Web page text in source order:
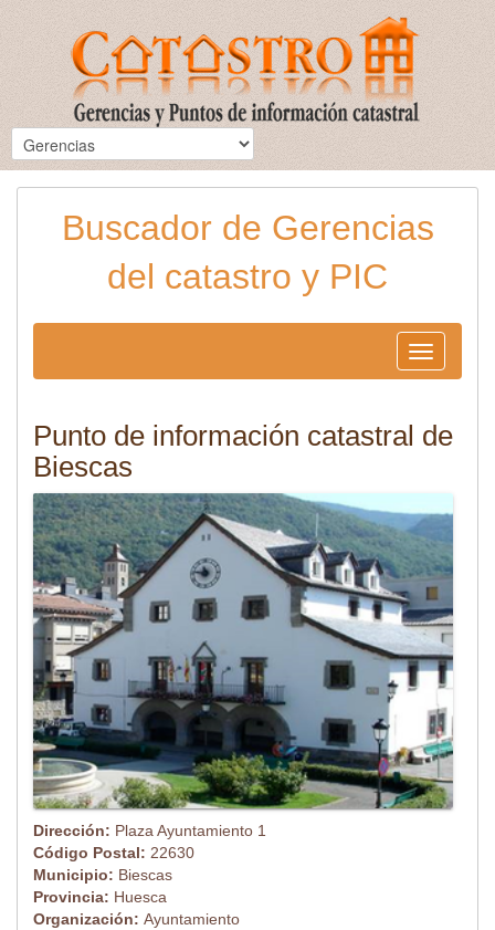
Buscador de Gerencias
del catastro y PIC
Toggle
navigation
Punto de información catastral de
Biescas
Dirección: Plaza Ayuntamiento 1
Código Postal: 22630
Municipio: Biescas
Provincia: Huesca
Organización: Ayuntamiento